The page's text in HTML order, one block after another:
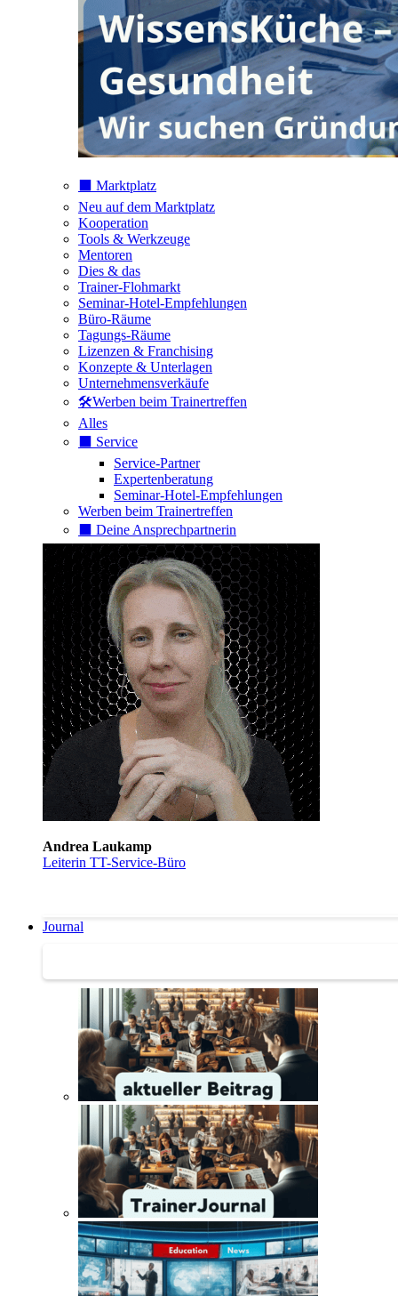
⬛️ Marktplatz
Neu auf dem Marktplatz
Kooperation
Tools & Werkzeuge
Mentoren
Dies & das
Trainer-Flohmarkt
Seminar-Hotel-Empfehlungen
Büro-Räume
Tagungs-Räume
Lizenzen & Franchising
Konzepte & Unterlagen
Unternehmensverkäufe
🛠️Werben beim Trainertreffen
Alles
⬛️ Service
Service-Partner
Expertenberatung
Seminar-Hotel-Empfehlungen
Werben beim Trainertreffen
⬛️ Deine Ansprechpartnerin
Andrea Laukamp
Leiterin TT-Service-Büro
Journal